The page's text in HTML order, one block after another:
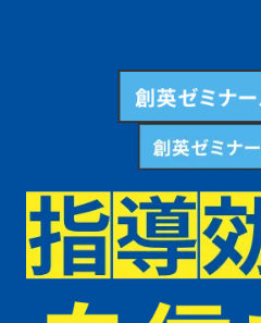
ていて楽しいです！
一つひとつ親身になって教えてくれ
創英の先生はいつでも質問がしやす
てくれたり、テスト前には分からな
た。その結果、中学3年生の1学期か
ができ、自分の行きたい高校に合格
に進学し、留学をしたいという夢が
終わった後も先生と色々な話が出来